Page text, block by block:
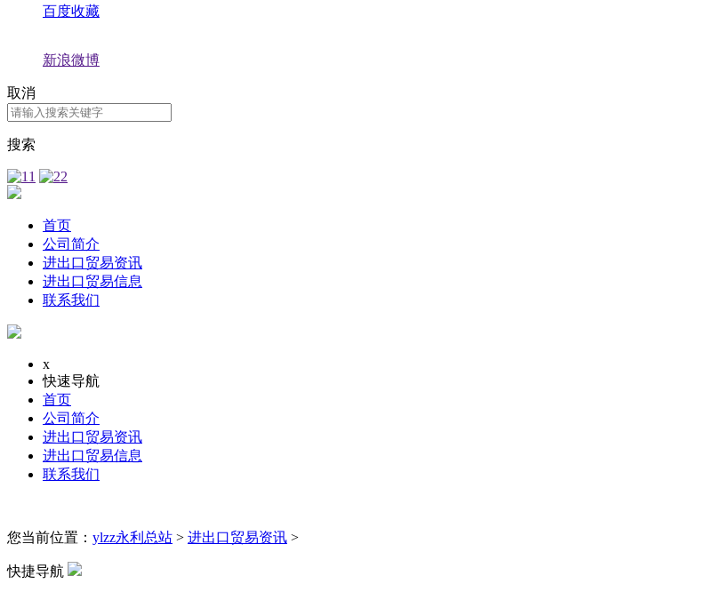
百度收藏
新浪微博
取消
搜索
首页
公司简介
进出口贸易资讯
进出口贸易信息
联系我们
x
快速导航
首页
公司简介
进出口贸易资讯
进出口贸易信息
联系我们
您当前位置： ylzz永利总站 > 进出口贸易资讯 >
快捷导航